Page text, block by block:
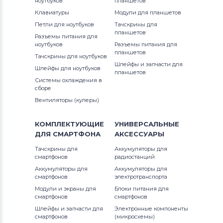
Вентиляторы (кулеры)Gateway
Вентиляторы (кулеры)FCN
Вентиляторы (кулеры)HP
Вентиляторы (кулеры)MSI
Вентиляторы (кулеры)
Вентиляторы (кулеры)Hasee
Вентиляторы (кулеры)Dell
Вентиляторы (кулеры)IBM
Вентиляторы (кулеры)Viewsonic
Клавиатуры
Петли для ноутбуков
Разъемы питания для
ноутбуков
Тачскрины для ноутбуков
Шлейфы для ноутбуков
Системы охлаждения в
сборе
Вентиляторы (кулеры)
Модули для планшетов
Тачскрины для
планшетов
Разъемы питания для
планшетов
Шлейфы и запчасти для
планшетов
КОМПЛЕКТУЮЩИЕ
ДЛЯ СМАРТФОНА
Тачскрины для
смартфонов
Аккумуляторы для
смартфонов
Модули и экраны для
смартфонов
Шлейфы и запчасти для
смартфонов
УНИВЕРСАЛЬНЫЕ
АКСЕССУАРЫ
Аккумуляторы для
радиостанций
Аккумуляторы для
электротранспорта
Блоки питания для
смартфонов
Электронные компоненты
(микросхемы)